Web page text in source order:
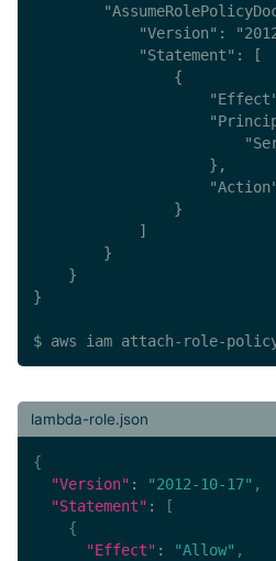
"Version":
            "Statement": [
                {
                    },
                }
            ]
        }
    }
}
$ aws iam attach-role-policy
lambda-role.json
{
"Version" : "2012-10-17" ,
"Statement" :
[
{
"Effect" : "Allow" ,